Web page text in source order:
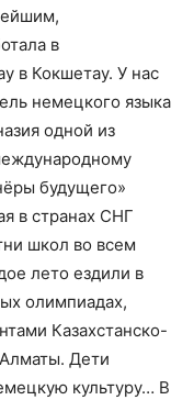
в
в Кокшетау. У нас
немецкого языка
одной из
будущего»
в странах СНГ
школ во всем
лето ездили в
олимпиадах,
Казахстанско-
Дети
культуру… В